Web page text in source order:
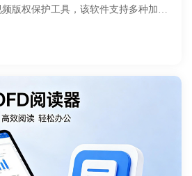
版权保护工具，该软件支持多种加密
制，旨在帮助用户有效防止视频被盗
概述、安装卸载、首次配置到高级功
，均可通过本手册快速掌握软件操作，
发与管理。